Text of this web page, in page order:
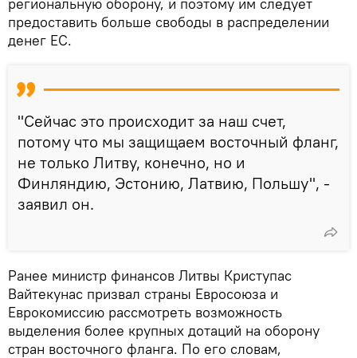
предоставить больше свободы в распределении
денег ЕС.
"Сейчас это происходит за наш счет,
потому что мы защищаем восточный фланг,
не только Литву, конечно, но и
Финляндию, Эстонию, Латвию, Польшу", -
заявил он.
Ранее министр финансов Литвы Криступас
Вайтекунас призвал страны Евросоюза и
Еврокомиссию рассмотреть возможность
выделения более крупных дотаций на оборону
стран восточного фланга. По его словам,